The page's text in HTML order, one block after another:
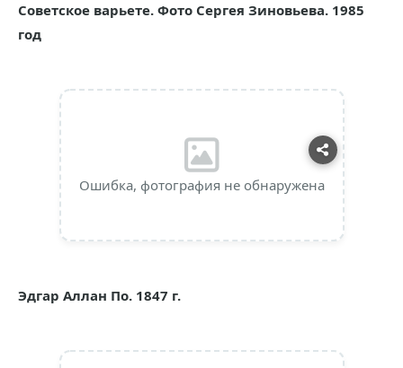
Советское варьете. Фото Сергея Зиновьева. 1985
год
Ошибка, фотография не обнаружена
Эдгар Аллан По. 1847 г.